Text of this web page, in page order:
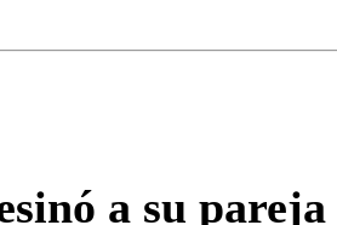
a su